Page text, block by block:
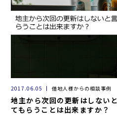
2017.06.05 借地人様からの相談事例
地主から次回の更新はしない
てもらうことは出来ますか？